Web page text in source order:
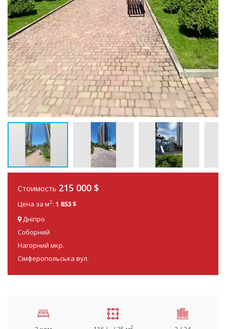
Стоимость 215 000 $
Цена за м2: 1 853 $
Дніпро
Соборний
Нагорний мкр.
Сімферопольська вул.
2